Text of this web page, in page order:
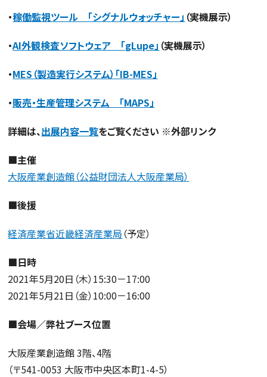
・稼働監視ツール 「シグナルウォッチャー」 （実機展示）
・AI外観検査ソフトウェア 「gLupe」 （実機展示）
・MES（製造実行システム）「IB-MES」
・販売・生産管理システム 「MAPS」
詳細は、出展内容一覧をご覧ください ※外部リンク
■主催
大阪産業創造館（公益財団法人大阪産業局）
■後援
経済産業省近畿経済産業局 （予定）
■日時
2021年5月20日（木）15:30－17:00
2021年5月21日（金）10:00－16:00
■会場／弊社ブース位置
大阪産業創造館 3階、4階
（〒541-0053 大阪市中央区本町1-4-5）